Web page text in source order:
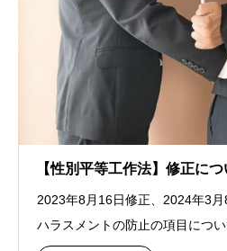
【性別平等工作法】修正につ
2023年8月16日修正、2024年3
ハラスメントの防止の項目につい